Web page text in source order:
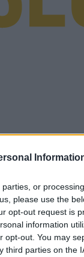
or
please use the
opt-out request is
information
opt-out. You may
parties on the